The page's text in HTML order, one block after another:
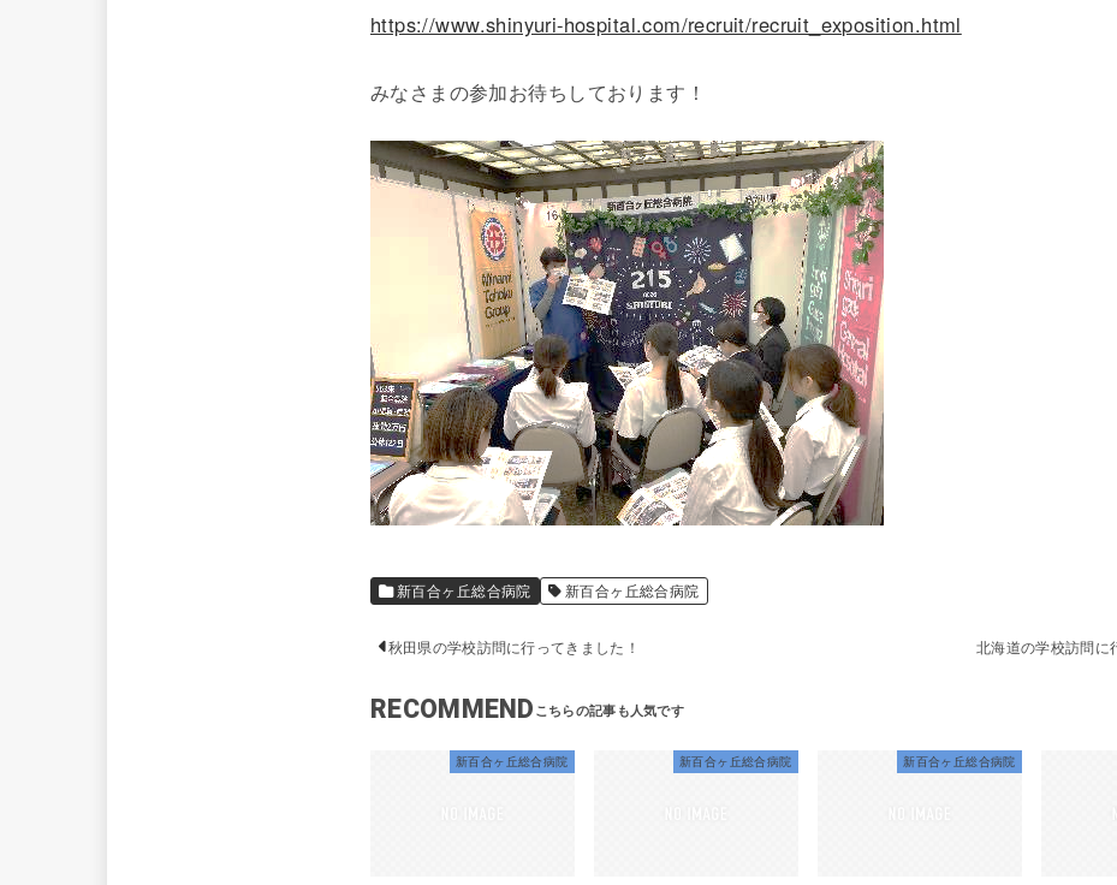
https://www.shinyuri-hospital.com/recruit/recruit_exposition.html
みなさまの参加お待ちしております！
新百合ヶ丘総合病院 新百合ヶ丘総合病院
秋田県の学校訪問に行ってきました！ 北海道の学校訪問に
RECOMMEND
新百合ヶ丘総合病院 新百合ヶ丘総合病院 新百合ヶ丘総合病院